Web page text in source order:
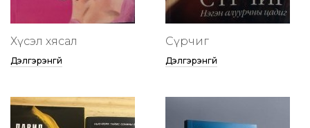
Хүсэл хясал
Дэлгэрэнгүй
Сүрчиг
Дэлгэрэнгүй